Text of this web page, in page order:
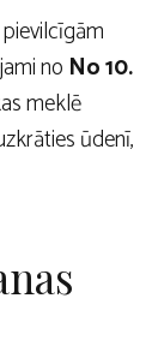
no No 10.
meklē
ūdenī,